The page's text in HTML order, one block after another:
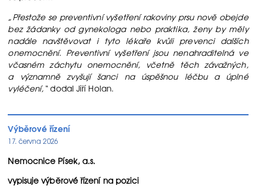
„Přestože se preventivní vyšetření rakoviny prsu nově obejde
bez žádanky od gynekologa nebo praktika, ženy by měly
nadále navštěvovat i tyto lékaře kvůli prevenci dalších
onemocnění. Preventivní vyšetření jsou nenahraditelná ve
včasném záchytu onemocnění, včetně těch závažných,
a významně zvyšují šanci na úspěšnou léčbu a úplné
vyléčení,“dodal Jiří Holan.
Výběrové řízení
17. června 2026
Nemocnice Písek, a.s.
vypisuje výběrové řízení na pozici